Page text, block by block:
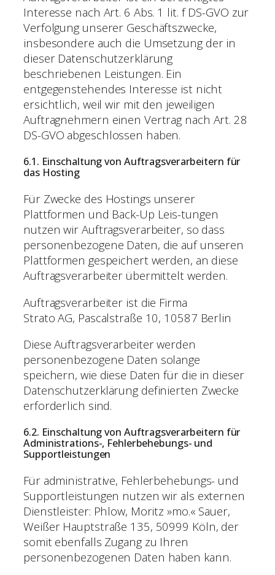
Interesse nach Art. 6 Abs. 1 lit. f DS-GVO zur
Verfolgung unserer Geschäftszwecke,
insbesondere auch die Umsetzung der in
dieser Datenschutzerklärung
beschriebenen Leistungen. Ein
entgegenstehendes Interesse ist nicht
ersichtlich, weil wir mit den jeweiligen
Auftragnehmern einen Vertrag nach Art. 28
DS-GVO abgeschlossen haben.
6.1. Einschaltung von Auftragsverarbeitern für
das Hosting
Für Zwecke des Hostings unserer
Plattformen und Back-Up Leis-tungen
nutzen wir Auftragsverarbeiter, so dass
personenbezogene Daten, die auf unseren
Plattformen gespeichert werden, an diese
Auftragsverarbeiter übermittelt werden.
Auftragsverarbeiter ist die Firma
Strato AG, Pascalstraße 10, 10587 Berlin
Diese Auftragsverarbeiter werden
personenbezogene Daten solange
speichern, wie diese Daten für die in dieser
Datenschutzerklärung definierten Zwecke
erforderlich sind.
6.2. Einschaltung von Auftragsverarbeitern für
Administrations-, Fehlerbehebungs- und
Supportleistungen
Für administrative, Fehlerbehebungs- und
Supportleistungen nutzen wir als externen
Dienstleister: Phlow, Moritz »mo.« Sauer,
Weißer Hauptstraße 135, 50999 Köln, der
somit ebenfalls Zugang zu Ihren
personenbezogenen Daten haben kann.